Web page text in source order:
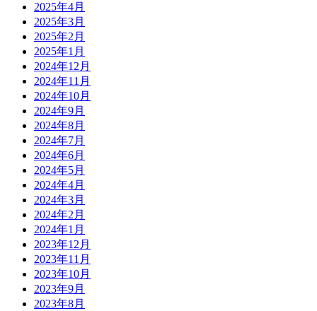
2025年4月
2025年3月
2025年2月
2025年1月
2024年12月
2024年11月
2024年10月
2024年9月
2024年8月
2024年7月
2024年6月
2024年5月
2024年4月
2024年3月
2024年2月
2024年1月
2023年12月
2023年11月
2023年10月
2023年9月
2023年8月